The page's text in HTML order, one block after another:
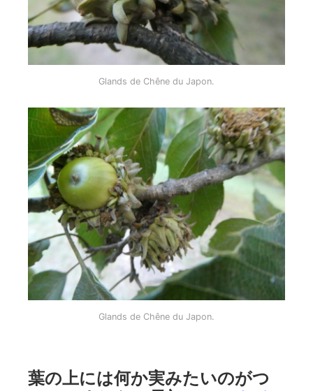
Glands de Chêne du Japon.
Glands de Chêne du Japon.
葉の上には何か実みたいのがつ